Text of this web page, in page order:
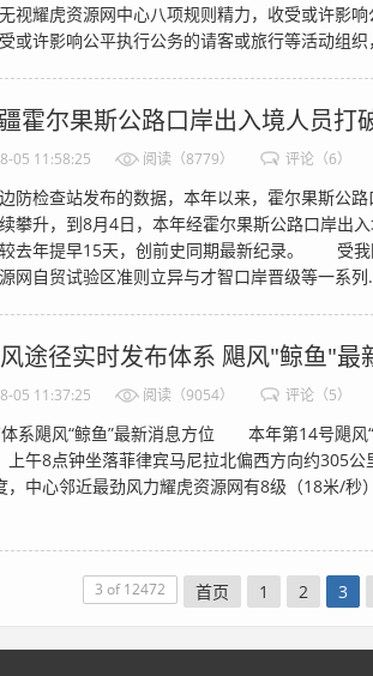
视耀虎资源网中心八项规则精力，收受或许影
或许影响公平执行公务的请客或旅行等活动组
霍尔果斯公路口岸出入境人员打
05 11:58:25 阅读（8779） 评论（6）
检查站发布的数据，本年以来，霍尔果斯公路
攀升，到8月4日，本年经霍尔果斯公路口岸出
去年提早15天，创前史同期最新纪录。 受我
网自贸试验区准则立异与才智口岸晋级等一系列
途径实时发布体系 飓风"鲸鱼"最
05 11:37:25 阅读（9054） 评论（5）
系飓风“鲸鱼”最新消息方位 本年第14号飓风
上午8点钟坐落菲律宾马尼拉北偏西方向约305公
中心邻近最劲风力耀虎资源网有8级（18米/秒
3 of 12472 首页 1 2 3